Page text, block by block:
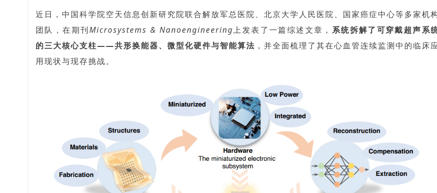
近日， 中国科学院空天信息创新研究院联合解放军总医院、北京大学人民医院、 国家癌症中心等多家机
团队，在期刊Microsystems & Nanoengineering上发表了一篇综述文章， 系统拆解了可穿戴超声系
的三大核心支柱——共形换能器、微型化硬件与智能算法 ，并全面梳理了其在心血管连续监测中的临床
用现状与现存挑战。